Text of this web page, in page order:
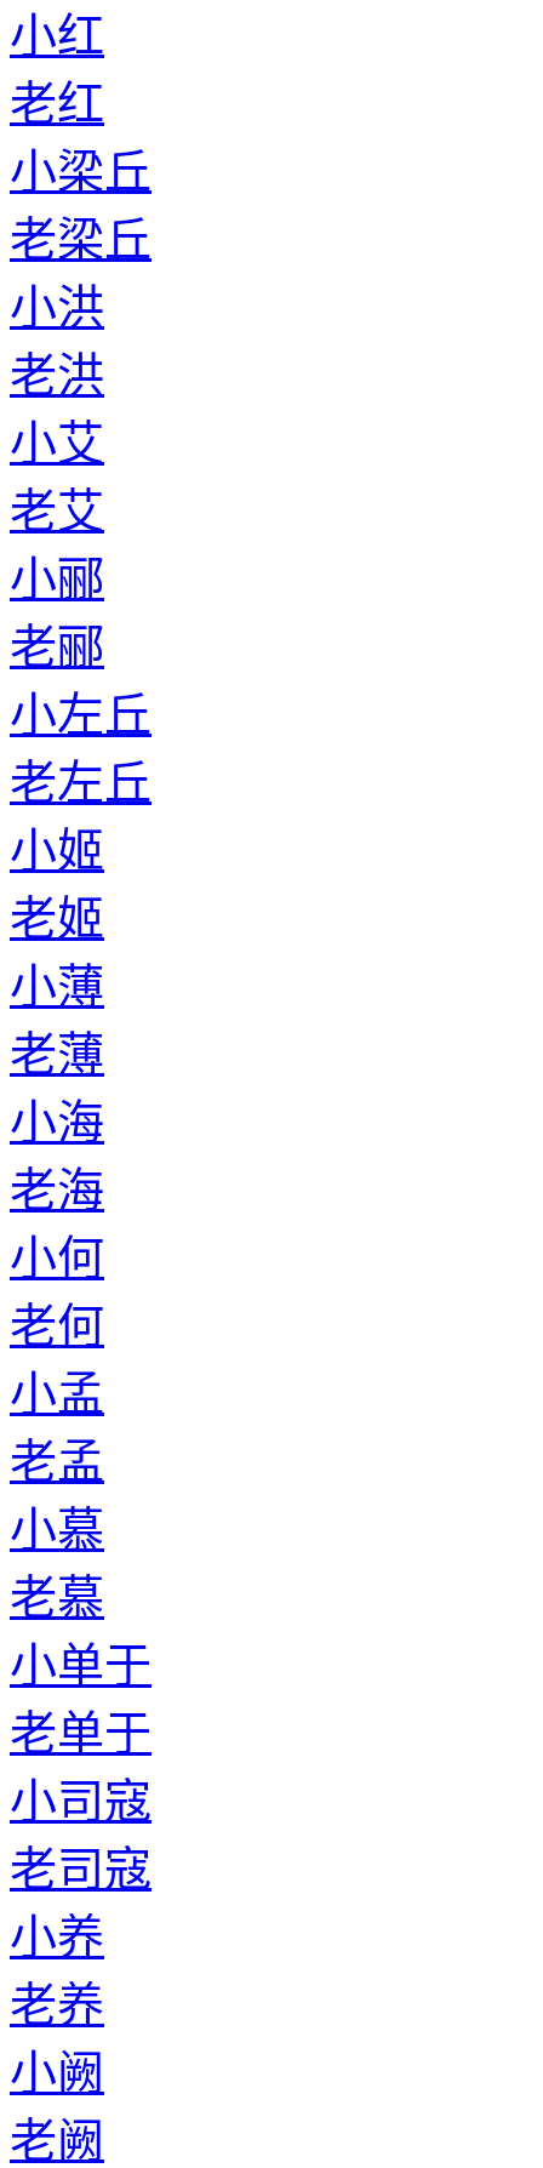
小红
老红
小梁丘
老梁丘
小洪
老洪
小艾
老艾
小郦
老郦
小左丘
老左丘
小姬
老姬
小薄
老薄
小海
老海
小何
老何
小孟
老孟
小慕
老慕
小单于
老单于
小司寇
老司寇
小养
老养
小阙
老阙